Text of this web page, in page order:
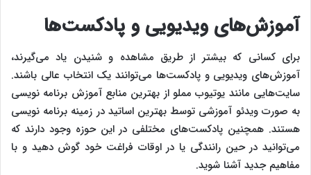
آموزش‌های ویدیویی و پادکست‌ها
برای کسانی که بیشتر از طریق مشاهده و شنیدن یاد می‌گیرند،
آموزش‌های ویدیویی و پادکست‌ها می‌توانند یک انتخاب عالی باشند.
سایت‌هایی مانند یوتیوب مملو از بهترین منابع آموزش برنامه‌ نویسی
به صورت ویدئو آموزشی توسط بهترین اساتید در زمینه برنامه‌ نویسی
هستند. همچنین پادکست‌های مختلفی در این حوزه وجود دارند که
می‌توانید در حین رانندگی یا در اوقات فراغت خود گوش دهید و با
مفاهیم جدید آشنا شوید.